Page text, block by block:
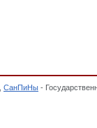
СанПиНы -